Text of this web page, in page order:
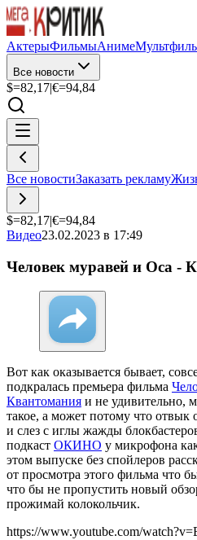
АктерыФильмыАниме
Все новости
$=82,17|€=94,84
Все новостиЗаказать рекламу
$=82,17|€=94,84
Видео23.02.2023 в 17:49
Человек муравей и Оса
Вот как оказывается бывает,
подкралась премьера фильма
Квантомания и не удивительно,
такое, а может потому что отвык
и слез с иглы жажды
подкаст ОКИНО у микрофона
этом выпуске без спойлеров
от просмотра этого фильма что
что бы не пропустить новый
прожимай колокольчик.
https://www.youtube.com/